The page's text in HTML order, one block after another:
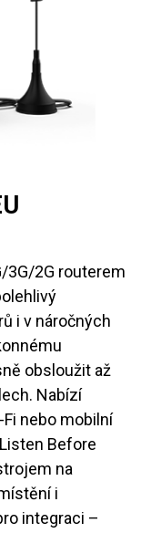
3G/2G routerem
i v náročných
obsloužit až
Nabízí
nebo mobilní
Before
na
i
integraci –